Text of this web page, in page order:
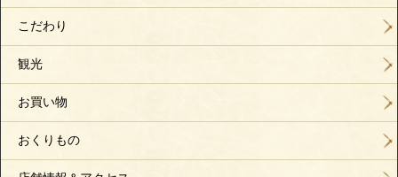
こだわり
観光
お買い物
おくりもの